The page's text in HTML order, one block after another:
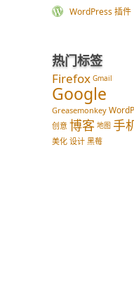
WordPress 插
热门标签
Firefox Gmail
Google
Greasemonkey
创意 博客 地图 手
美化 设计 黑莓